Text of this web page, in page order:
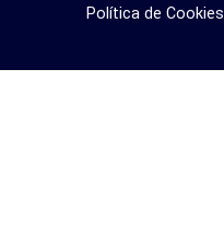
Política de Cookies